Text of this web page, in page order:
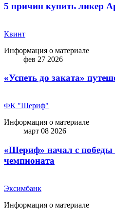
5 причин купить ликep
Квинт
Информация о материале
фев 27 2026
«Успеть до заката»
ФК "Шериф"
Информация о материале
март 08 2026
«Шериф» начал с победы
чемпионата
Эксимбанк
Информация о материале